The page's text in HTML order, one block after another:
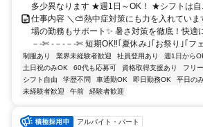
多少異なります ★週1日～OK！ ★シフトは自
仕事内容 ＼⛅熱中症対策にも力を入れていま
場の勤務もサポート✨ 暑さ対策を徹底！快
－-✄ -－-－-✄ 短期OK‼｢夏休み｣｢お祭り｣｢フ
制服あり 業界未経験者歓迎 社員登用あり 週1日から
土日祝のみOK
60代も応募可 資格取得支援あり フリ
シフト自由
学歴不問 車通勤OK 即日勤務OK 平日の
未経験者歓迎
午前 経験者歓迎
アルバイト・パート